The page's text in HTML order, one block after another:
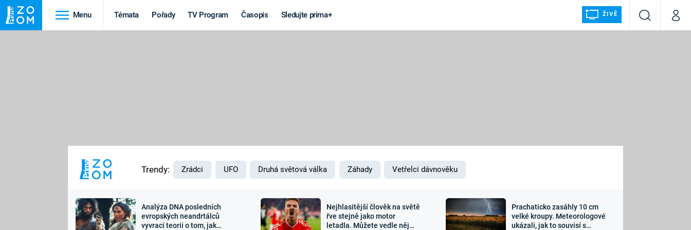
Menu Témata Pořady TV Program Časopis Sledujte prima+ ŽIVĚ
VyhledáváníMůj
MARS
Výročí
Záhady a
Zajímavosti Sledujte nás
Trendy: Zrádci UFO Druhá světová válka Záhady Vetřelci dávnověku
Analýza DNA posledních
evropských neandrtálců
vyvrací teorii o tom, jak
Nejhlasitější člověk na světě
řve stejně jako motor
letadla. Můžete vedle něj
Prachaticko zasáhly 10 cm
velké kroupy. Meteorologové
ukázali, jak to souvisí s